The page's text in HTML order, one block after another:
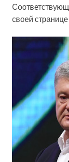
своей